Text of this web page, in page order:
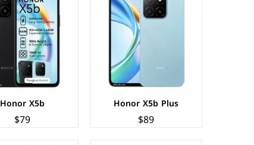
Honor X5b Plus
$89
Honor X5b
$79
عرض المواصفات ←
الشاشة:IPS LCD بحجم 6.67 بوصة بدقة HD+
المعالج:Unisoc T615
الكاميرات:خلفية 13 م.ب/ امامية 8 م.ب.
الذاكرة+الرام:
نظام التشغيل:Android 14 (Go edition)
البطارية:5000 ملي امبير - 15 واط
عرض المواصفات ←